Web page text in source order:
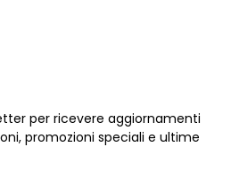
per ricevere aggiornamenti
promozioni speciali e ultime